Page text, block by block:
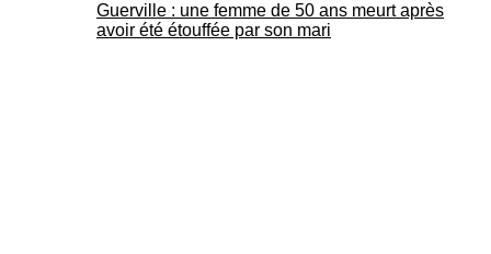
Guerville : une femme de 50 ans meurt après
avoir été étouffée par son mari